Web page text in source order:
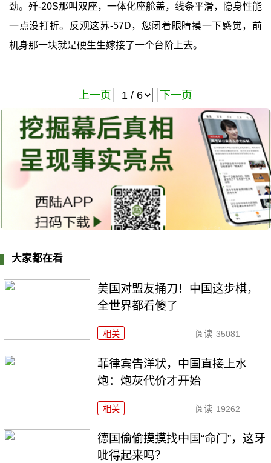
劲。歼-20S那叫双座，一体化座舱盖，线条平滑，隐身性能
一点没打折。反观这苏-57D，您闭着眼睛摸一下感觉，前
机身那一块就是硬生生嫁接了一个台阶上去。
上一页 下一页
大家都在看
美国对盟友捅刀！中国这步棋，
全世界都看傻了
相关 阅读 35081
菲律宾告洋状，中国直接上水
炮：炮灰代价才开始
相关 阅读 19262
德国偷偷摸摸找中国“命门”，这牙
呲得起来吗？